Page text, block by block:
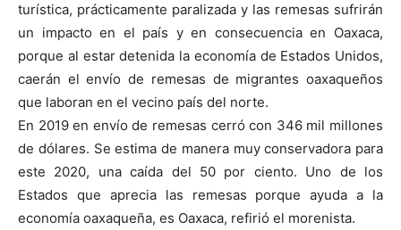
turística, prácticamente paralizada y las remesas sufrirán
un impacto en el país y en consecuencia en Oaxaca,
porque al estar detenida la economía de Estados Unidos,
caerán el envío de remesas de migrantes oaxaqueños
que laboran en el vecino país del norte.
En 2019 en envío de remesas cerró con 346 mil millones
de dólares. Se estima de manera muy conservadora para
este 2020, una caída del 50 por ciento. Uno de los
Estados que aprecia las remesas porque ayuda a la
economía oaxaqueña, es Oaxaca, refirió el morenista.